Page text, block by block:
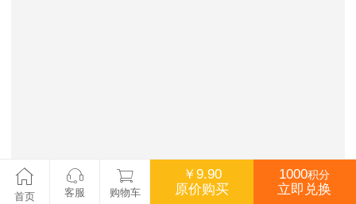
首页 客服 购物车
￥9.90
原价购买
1000积分
立即兑换